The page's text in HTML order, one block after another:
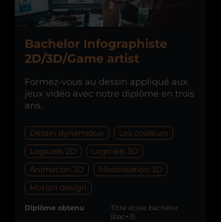
Bachelor Infographiste
2D/3D/Game artist
Formez-vous au dessin appliqué aux
jeux vidéo avec notre diplôme en trois
ans.
Dessin dynamique
Les couleurs
Logiciels 2D
Logiciels 3D
Animation 3D
Modélisation 3D
Motion design
Diplôme obtenu
Titre école bachelor
(bac+3)